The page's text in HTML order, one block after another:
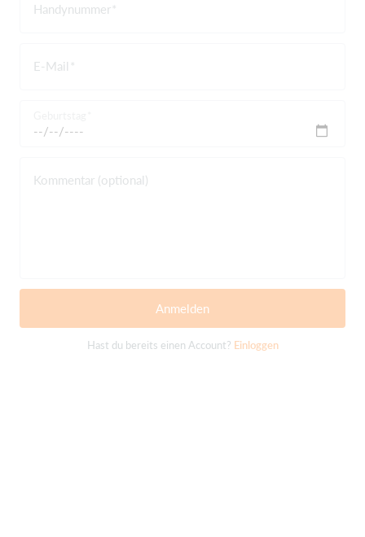
Handynummer
E-Mail
Kommentar (optional)
Anmelden
Hast du bereits einen Account? Einloggen